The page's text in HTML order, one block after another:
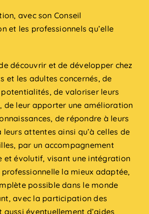
avec son Conseil
et les professionnels qu’elle
découvrir et de développer chez
et les adultes concernés, de
de valoriser leurs
de leur apporter une amélioration
de répondre à leurs
leurs attentes ainsi qu’à celles de
par un accompagnement
et évolutif, visant une intégration
la mieux adaptée,
possible dans le monde
avec la participation des
aussi éventuellement d’aides